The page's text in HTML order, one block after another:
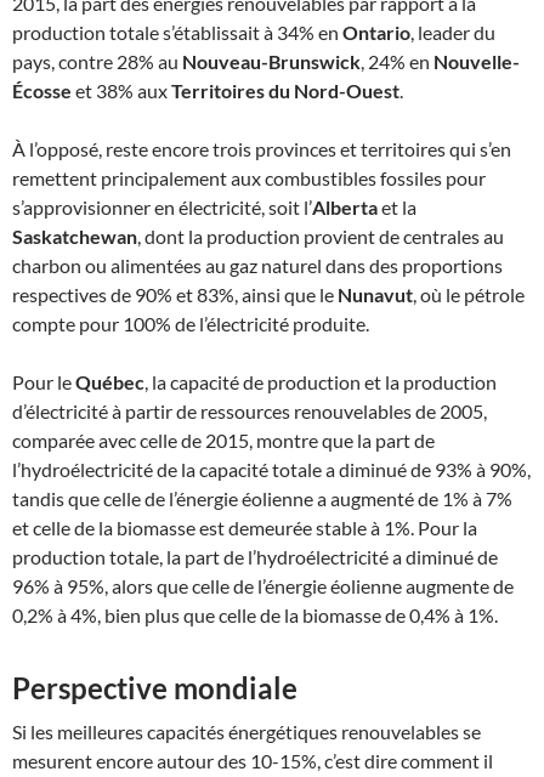
production totale s’établissait à 34% en Ontario, leader du
pays, contre 28% au Nouveau-Brunswick, 24% en Nouvelle-
Écosse et 38% auxTerritoires du Nord-Ouest.
À l’opposé, reste encore trois provinces et territoires qui s’en
remettent principalement aux combustibles fossiles pour
s’approvisionner en électricité, soit l’Albertaet la
Saskatchewan, dont la production provient de centrales au
charbon ou alimentées au gaz naturel dans des proportions
respectives de 90% et 83%, ainsi que le Nunavut, où le pétrole
compte pour 100% de l’électricité produite.
Pour leQuébec, la capacité de production et la production
d’électricité à partir de ressources renouvelables de 2005,
comparée avec celle de 2015, montre que la part de
l’hydroélectricité de la capacité totale a diminué de 93% à 90%,
tandis que celle de l’énergie éolienne a augmenté de 1% à 7%
et celle de la biomasse est demeurée stable à 1%. Pour la
production totale, la part de l’hydroélectricité a diminué de
96% à 95%, alors que celle de l’énergie éolienne augmente de
0,2% à 4%, bien plus que celle de la biomasse de 0,4% à 1%.
Perspective mondiale
Si les meilleures capacités énergétiques renouvelables se
mesurent encore autour des 10-15%, c’est dire comment il